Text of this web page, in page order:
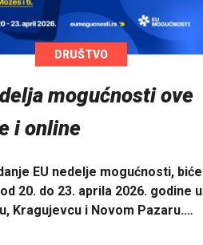
DRUŠTVO
mogućnosti ove
i online
EU nedelje mogućnosti, biće
20. do 23. aprila 2026. godine u
Kragujevcu i Novom Pazaru.…